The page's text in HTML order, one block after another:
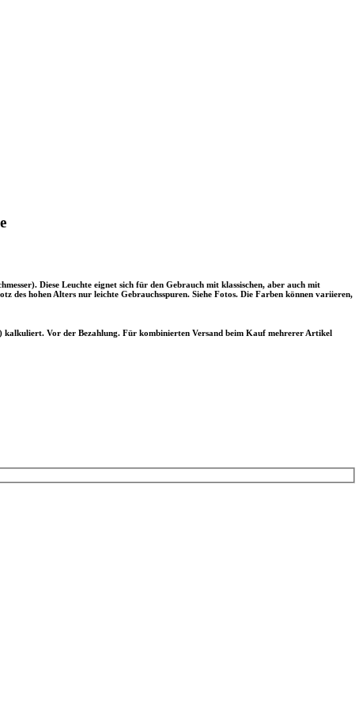
Diese Leuchte eignet sich für den Gebrauch mit klassischen, aber auch mit
hohen Alters nur leichte Gebrauchsspuren. Siehe Fotos. Die Farben können variieren,
Vor der Bezahlung. Für kombinierten Versand beim Kauf mehrerer Artikel